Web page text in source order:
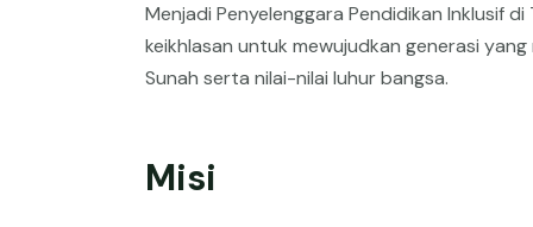
Menjadi Penyelenggara Pendidikan Inklusif
keikhlasan untuk mewujudkan generasi
Sunah serta nilai-nilai luhur bangsa.
Misi